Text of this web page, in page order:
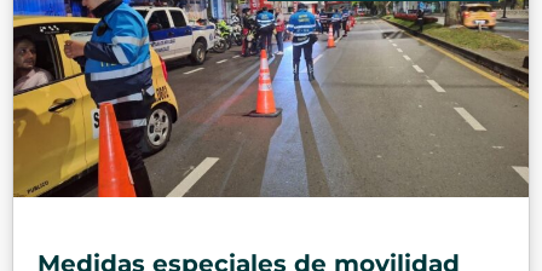
Medidas especiales de movilidad